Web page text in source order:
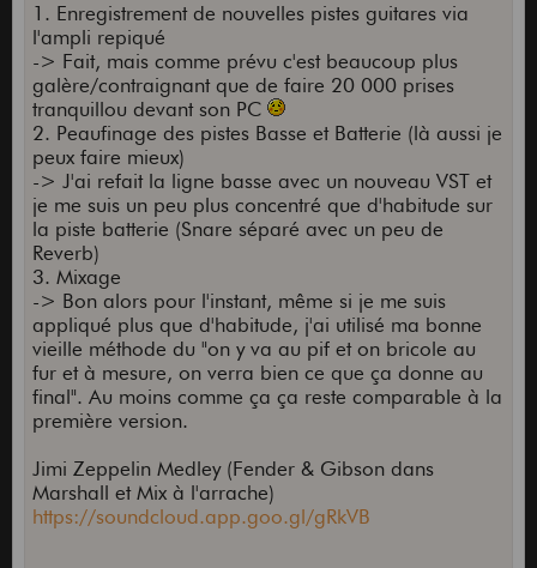
1. Enregistrement de nouvelles pistes guitares via
l'ampli repiqué
-> Fait, mais comme prévu c'est beaucoup plus
galère/contraignant que de faire 20 000 prises
tranquillou devant son PC
2. Peaufinage des pistes Basse et Batterie (là aussi je
peux faire mieux)
-> J'ai refait la ligne basse avec un nouveau VST et
je me suis un peu plus concentré que d'habitude sur
la piste batterie (Snare séparé avec un peu de
Reverb)
3. Mixage
-> Bon alors pour l'instant, même si je me suis
appliqué plus que d'habitude, j'ai utilisé ma bonne
vieille méthode du "on y va au pif et on bricole au
fur et à mesure, on verra bien ce que ça donne au
final". Au moins comme ça ça reste comparable à la
première version.
Jimi Zeppelin Medley (Fender & Gibson dans
Marshall et Mix à l'arrache)
https://soundcloud.app.goo.gl/gRkVB